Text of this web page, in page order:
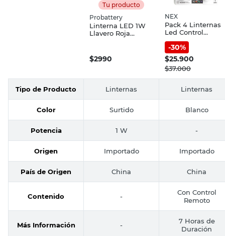
Tu producto
Probattery
Linterna LED 1W
Llavero Roja
$2990
NEX
Pack 4 Linternas
Led Control
Remoto 7 Hs Nex
-30%
$25.900
$37.000
Tipo de Producto Linternas Linternas
Color Surtido Blanco
Potencia 1 W -
Origen Importado Importado
País de Origen China China
Contenido -
Con Control
Remoto
Más Información -
7 Horas de
Duración